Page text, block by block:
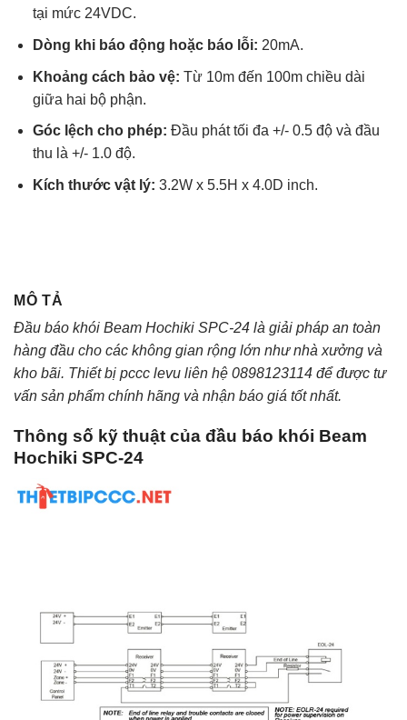
tại mức 24VDC.
Dòng khi báo động hoặc báo lỗi: 20mA.
Khoảng cách bảo vệ: Từ 10m đến 100m chiều dài
giữa hai bộ phận.
Góc lệch cho phép: Đầu phát tối đa +/- 0.5 độ và đầu
thu là +/- 1.0 độ.
Kích thước vật lý: 3.2W x 5.5H x 4.0D inch.
MÔ TẢ
Đầu báo khói Beam Hochiki SPC-24 là giải pháp an toàn
hàng đầu cho các không gian rộng lớn như nhà xưởng và
kho bãi. Thiết bị pccc levu liên hệ 0898123114 để được tư
vấn sản phẩm chính hãng và nhận báo giá tốt nhất.
Thông số kỹ thuật của đầu báo khói Beam
Hochiki SPC-24